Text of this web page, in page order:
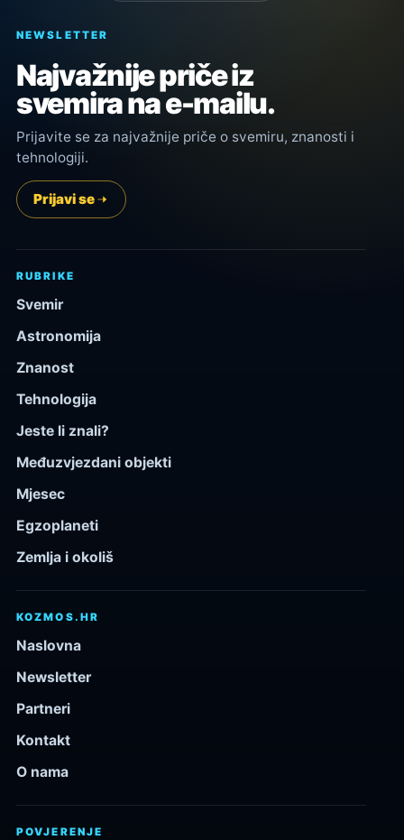
NEWSLETTER
Najvažnije priče iz
svemira na e-mailu.
Prijavite se za najvažnije priče o svemiru, znanosti i
tehnologiji.
Prijavi se
RUBRIKE
Svemir
Astronomija
Znanost
Tehnologija
Jeste li znali?
Međuzvjezdani objekti
Mjesec
Egzoplaneti
Zemlja i okoliš
KOZMOS.HR
Naslovna
Newsletter
Partneri
Kontakt
O nama
POVJERENJE